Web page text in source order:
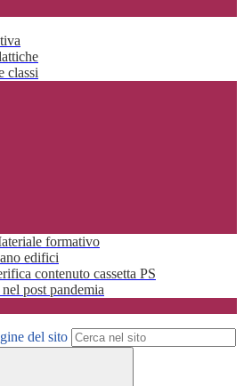
classi
formativo
edifici
contenuto cassetta PS
post pandemia
del sito